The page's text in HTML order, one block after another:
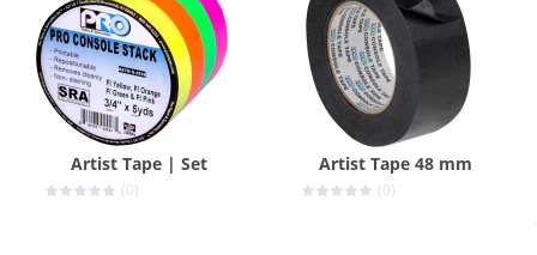
Artist Tape | Set
(0)
Artist Tape 48 mm
(0)